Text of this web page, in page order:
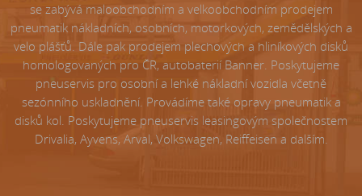
se zabývá maloobchodním a velkoobchodním prodejem
pneumatik nákladních, osobních, motorkových, zemědělských a
velo plášťů. Dále pak prodejem plechových a hliníkových disků
homologovaných pro ČR, autobaterií Banner. Poskytujeme
pneuservis pro osobní a lehké nákladní vozidla včetně
sezónního uskladnění. Provádíme také opravy pneumatik a
disků kol. Poskytujeme pneuservis leasingovým společnostem
Drivalia, Ayvens, Arval, Volkswagen, Reiffeisen a dalším.